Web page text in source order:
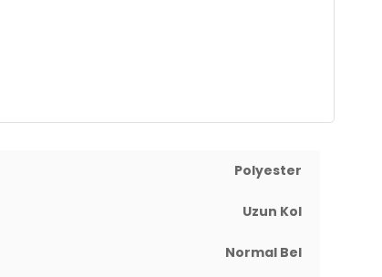
Polyester
Uzun Kol
Normal Bel